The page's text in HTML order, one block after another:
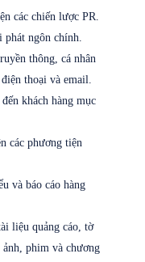
các chiến lược PR.
phát ngôn chính.
thông, cá nhân
thoại và email.
khách hàng mục
các phương tiện
và báo cáo hàng
liệu quảng cáo, tờ
phim và chương